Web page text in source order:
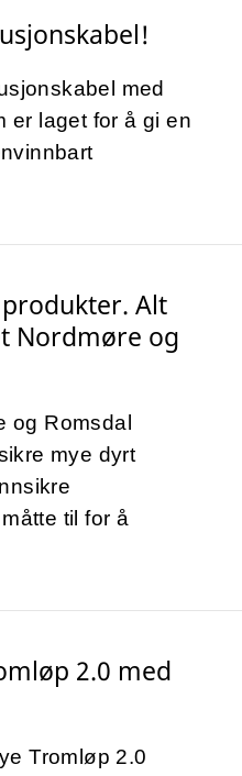
med
er laget for å gi en
Alt
Nordmøre og
og Romsdal
mye dyrt
til for å
2.0 med
Tromløp 2.0